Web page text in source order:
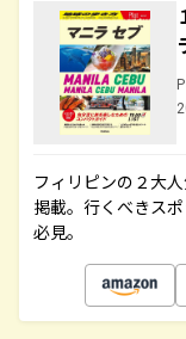
フィリピンの２大
掲載。行くべきス
必見。